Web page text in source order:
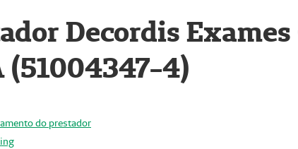
Decordis
(51004347-4)
do prestador